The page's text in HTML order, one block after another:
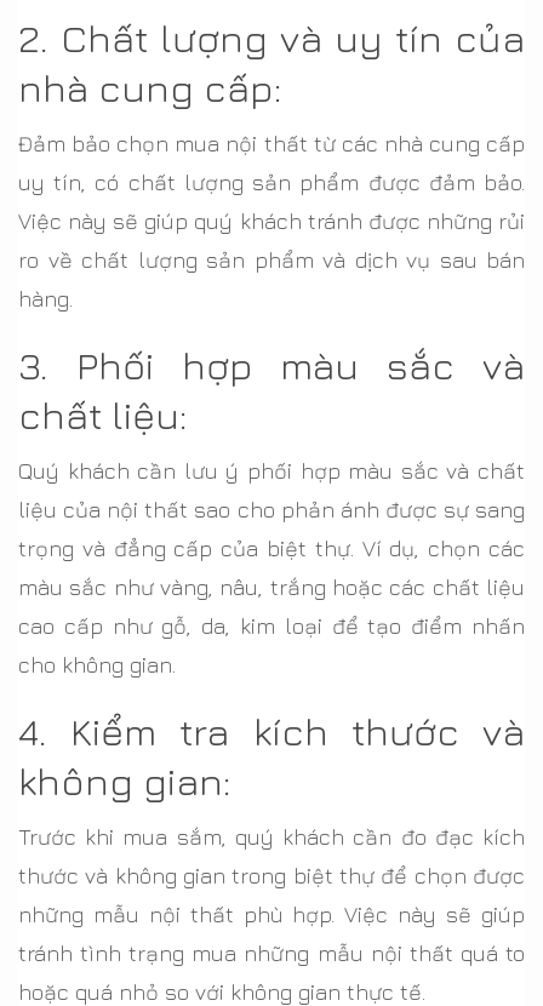
2. Chất lượng và uy tín của
nhà cung cấp:
Đảm bảo chọn mua nội thất từ các nhà cung cấp
uy tín, có chất lượng sản phẩm được đảm bảo.
Việc này sẽ giúp quý khách tránh được những rủi
ro về chất lượng sản phẩm và dịch vụ sau bán
hàng.
3. Phối hợp màu sắc và
chất liệu:
Quý khách cần lưu ý phối hợp màu sắc và chất
liệu của nội thất sao cho phản ánh được sự sang
trọng và đẳng cấp của biệt thự. Ví dụ, chọn các
màu sắc như vàng, nâu, trắng hoặc các chất liệu
cao cấp như gỗ, da, kim loại để tạo điểm nhấn
cho không gian.
4. Kiểm tra kích thước và
không gian:
Trước khi mua sắm, quý khách cần đo đạc kích
thước và không gian trong biệt thự để chọn được
những mẫu nội thất phù hợp. Việc này sẽ giúp
tránh tình trạng mua những mẫu nội thất quá to
hoặc quá nhỏ so với không gian thực tế.